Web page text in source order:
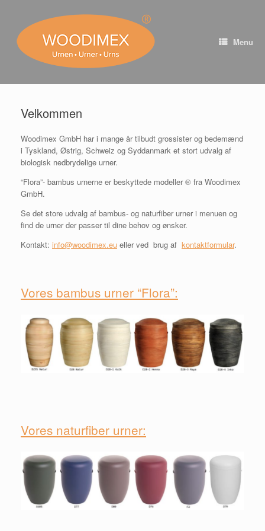
content
Menu
Velkommen
Woodimex GmbH har i mange år tilbudt grossister og bedemænd
i Tyskland, Østrig, Schweiz og Syddanmark et stort udvalg af
biologisk nedbrydelige urner.
“Flora”- bambus urnerne er beskyttede modeller ® fra Woodimex
GmbH.
Se det store udvalg af bambus- og naturfiber urner i menuen og
find de urner der passer til dine behov og ønsker.
Kontakt: info@woodimex.eu eller ved brug af kontaktformular.
Vores bambus urner “Flora”:
Vores naturfiber urner: